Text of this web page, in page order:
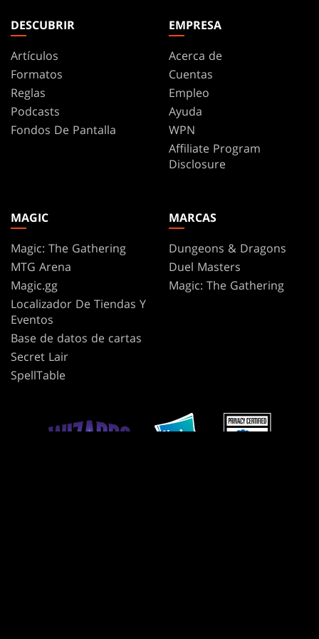
DESCUBRIR
Artículos
Formatos
Reglas
Podcasts
Fondos De Pantalla
EMPRESA
Acerca de
Cuentas
Empleo
Ayuda
WPN
Affiliate Program
Disclosure
MAGIC
Magic: The Gathering
MTG Arena
Magic.gg
Localizador De Tiendas Y
Eventos
Base de datos de cartas
Secret Lair
SpellTable
MARCAS
Dungeons & Dragons
Duel Masters
Magic: The Gathering